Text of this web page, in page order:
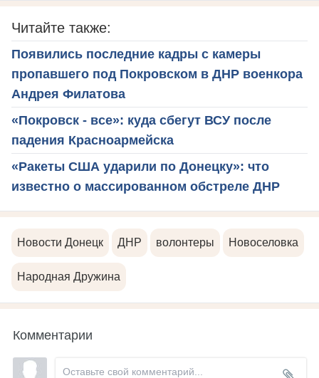
Читайте также:
Появились последние кадры с камеры
пропавшего под Покровском в ДНР военкора
Андрея Филатова
«Покровск - все»: куда сбегут ВСУ после
падения Красноармейска
«Ракеты США ударили по Донецку»: что
известно о массированном обстреле ДНР
Новости Донецк ДНР волонтеры Новоселовка
Народная Дружина
Комментарии